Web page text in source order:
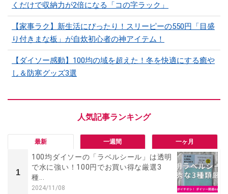
くだけで収納力が2倍になる「コの字ラック」
【家事ラク】新生活にぴったり！スリーピーの550円「目盛
り付きまな板」が自炊初心者の神アイテム！
【ダイソー感動】100均の域を超えた！冬を快適にする癒や
し＆防寒グッズ3選
最新 一週間 一ヶ月
1
100均ダイソーの「ラベルシール」は透明
で水に強い！100円でお買い得な厳選3
種...
2024/11/08